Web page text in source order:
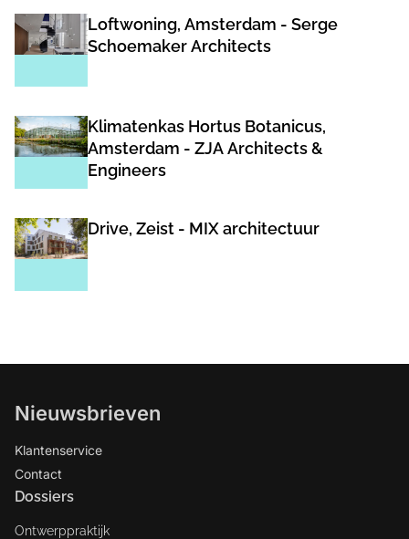
Loftwoning, Amsterdam - Serge
Schoemaker Architects
Klimatenkas Hortus Botanicus,
Amsterdam - ZJA Architects &
Engineers
Drive, Zeist - MIX architectuur
Nieuwsbrieven
Klantenservice
Contact
Dossiers
Ontwerppraktijk